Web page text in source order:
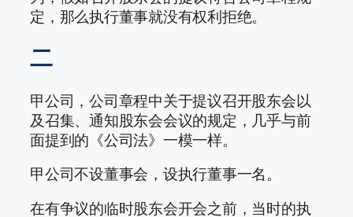
定，那么执行董事就没有权利拒绝。
二
甲公司，公司章程中关于提议召开股东会以
及召集、通知股东会会议的规定，几乎与前
面提到的《公司法》一模一样。
甲公司不设董事会，设执行董事一名。
在有争议的临时股东会开会之前，当时的执